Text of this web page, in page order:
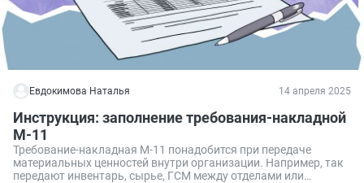
Евдокимова Наталья 14 апреля 2025
Инструкция: заполнение требования-накладной
М-11
Требование-накладная М-11 понадобится при передаче
материальных ценностей внутри организации. Например, так
передают инвентарь, сырье, ГСМ между отделами или